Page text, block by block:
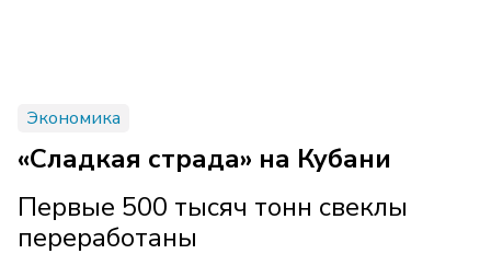
Экономика
«Сладкая страда» на Кубани
Первые 500 тысяч тонн свеклы
переработаны